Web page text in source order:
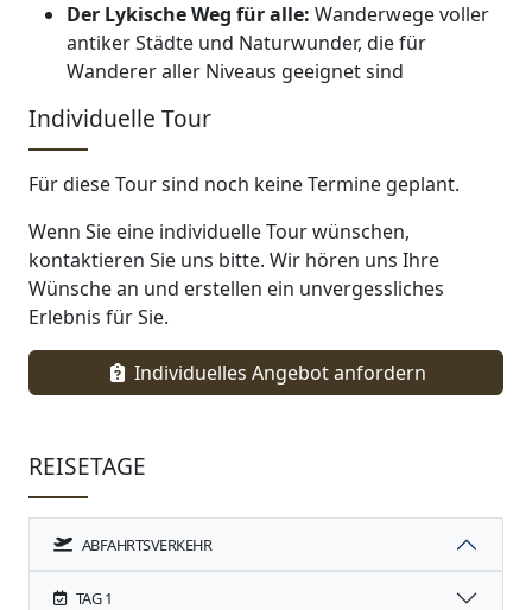
Der Lykische Weg für alle: Wanderwege voller
antiker Städte und Naturwunder, die für
Wanderer aller Niveaus geeignet sind
Individuelle Tour
Für diese Tour sind noch keine Termine geplant.
Wenn Sie eine individuelle Tour wünschen,
kontaktieren Sie uns bitte. Wir hören uns Ihre
Wünsche an und erstellen ein unvergessliches
Erlebnis für Sie.
Individuelles Angebot anfordern
REISETAGE
ABFAHRTSVERKEHR
TAG 1